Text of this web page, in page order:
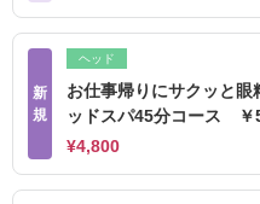
新
規
ヘッド
お仕事帰りにサクッと眼
ッドスパ45分コース
¥4,800